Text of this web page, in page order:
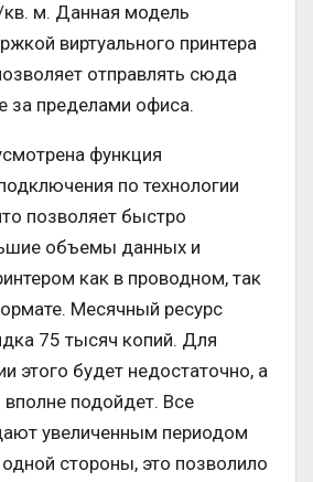
кв. м. Данная модель
виртуального принтера
отправлять сюда
за пределами офиса.
функция
по технологии
позволяет быстро
объемы данных и
как в проводном, так
Месячный ресурс
75 тысяч копий. Для
этого будет недостаточно, а
подойдет. Все
увеличенным периодом
стороны, это позволило